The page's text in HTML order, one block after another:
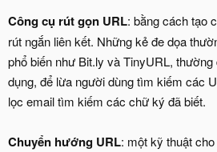
Công cụ rút gọn URL: bằng cách tạo
rút ngắn liên kết. Những kẻ đe dọa
phổ biến như Bit.ly và TinyURL,
dụng, để lừa người dùng tìm kiếm các
lọc email tìm kiếm các chữ ký đã biết.
Chuyển hướng URL: một kỹ thuật